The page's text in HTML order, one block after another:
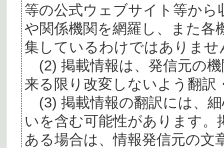
等の公式ウェブサイト等か
や関係機関を網羅し、また各
集しているわけではありませ
(2) 掲載情報は、発信元の
来る限り改変しないよう翻訳
(3) 掲載情報の翻訳には、
いを含む可能性があります。
ある場合は、情報発信元の文